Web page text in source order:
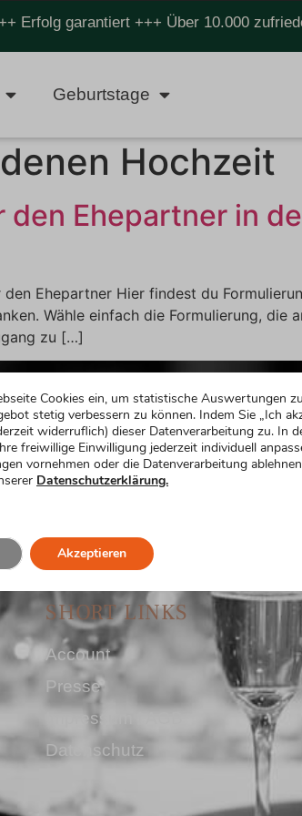
Erfolg garantiert +++ Über 10.000
Geburtstage
Hochzeit
Ehepartner in
Ehepartner Hier findest du
Wähle einfach die Formulierung, die
zu […]
SHORT LINKS
Account
Presse
Impressum I AGB
Datenschutz
Cookies ein, um statistische Auswertungen
stetig verbessern zu können. Indem Sie „Ich
widerruflich) dieser Datenverarbeitung zu. In
freiwillige Einwilligung jederzeit individuell
vornehmen oder die Datenverarbeitung
Datenschutzerklärung.
Akzeptieren